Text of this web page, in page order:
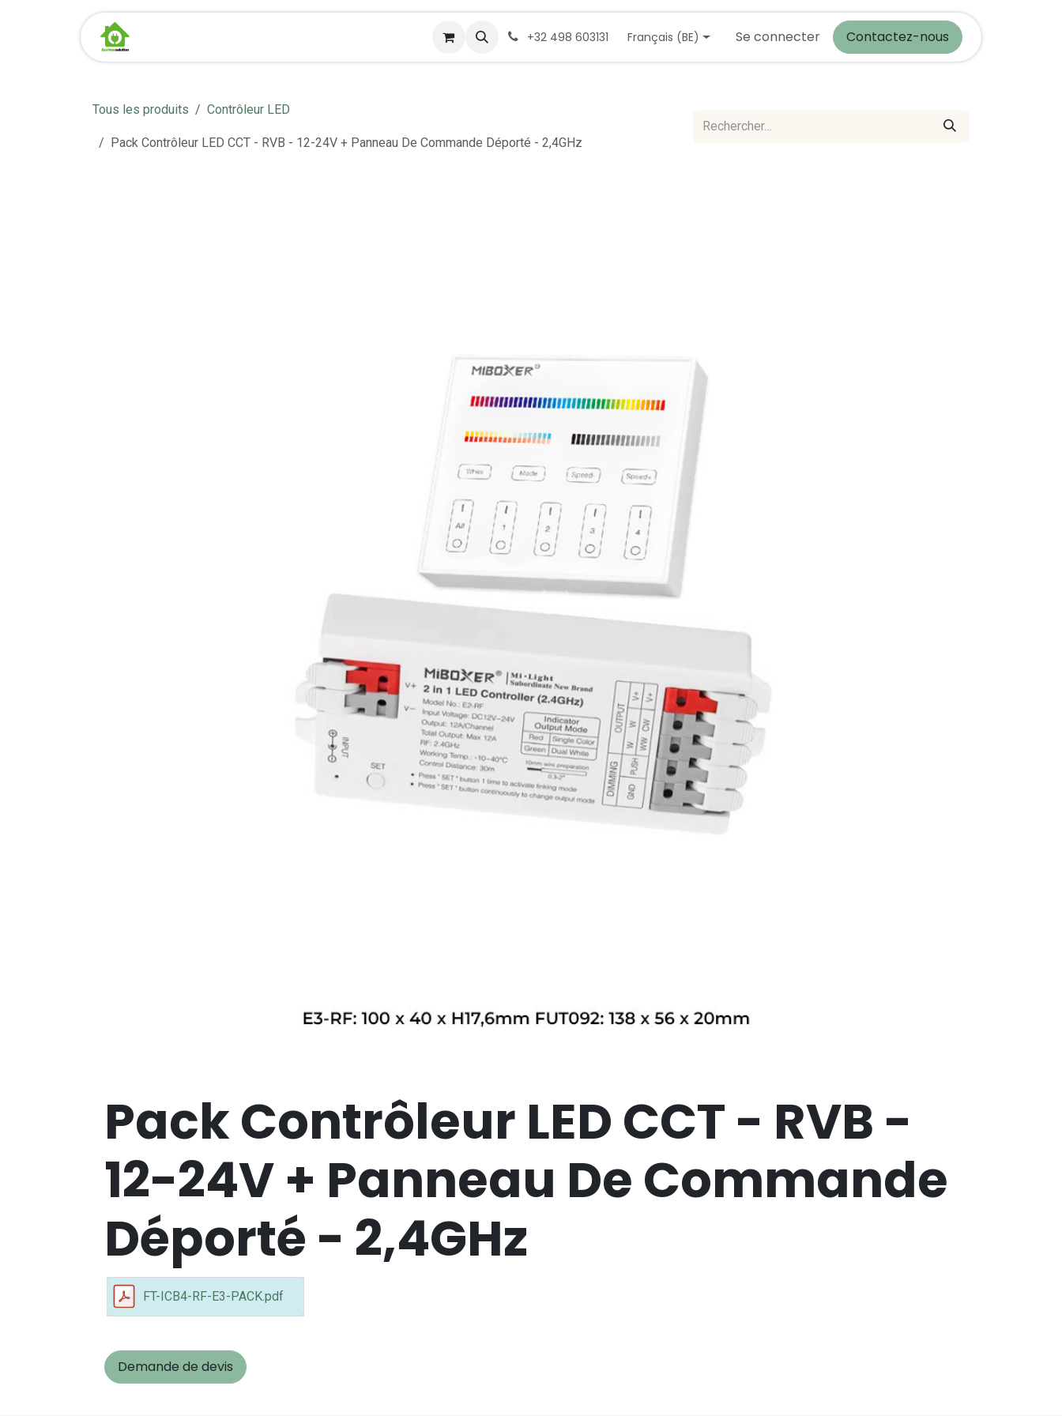
Se rendre au contenu
Demande de devis Rendez-vous Contactez-nous Blog
+32 498 603131 Français (BE) Se connecter Contactez-nous
Tous les produits Contrôleur LED
Pack Contrôleur LED CCT - RVB - 12-24V + Panneau De Commande Déporté - 2,4GHz
Pack Contrôleur LED CCT - RVB -
12-24V + Panneau De Commande
Déporté - 2,4GHz
FT-ICB4-RF-E3-PACK.pdf
Demande de devis